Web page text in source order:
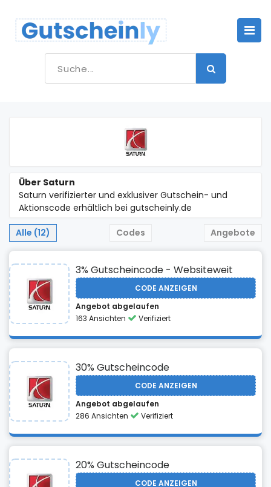
Über Saturn
Saturn verifizierter und exklusiver Gutschein- und
Aktionscode erhältlich bei gutscheinly.de
Alle (12) Codes Angebote
3% Gutscheincode - Websiteweit
CODE ANZEIGEN
Angebot abgelaufen
163 Ansichten
Verifiziert
30% Gutscheincode
CODE ANZEIGEN
Angebot abgelaufen
286 Ansichten
Verifiziert
20% Gutscheincode
CODE ANZEIGEN